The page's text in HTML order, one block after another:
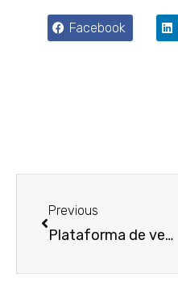
Facebook
Previous
Plataforma de vendas é multada por insistir em recorrer contra responsabilidade subsidiária